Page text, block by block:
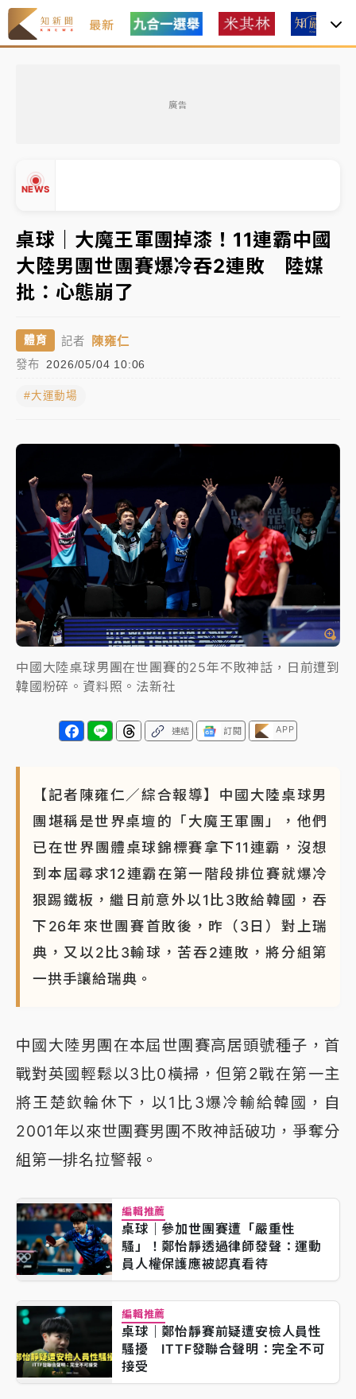
最新
廣告
NEWS
韓股最壞時期已過？大摩估去槓桿完成逾半 波動率降
至2個月低
「白海豚」雨炸新北！通報109件災情 侯友宜揭這類災
損最多
白海豚挾豪雨狂炸新北！時雨量破百毫米 水塔、雨棚
砸落毀車
金控第2季海外曝險破31兆創高 日本年增45%居冠
「好事多磨」
「白海豚」雨炸新北！通報109件災情 侯友宜揭這類災
損最多
白海豚挾豪雨狂炸新北！時雨量破百毫米 水塔、雨棚
砸落毀車
▼
桌球｜大魔王軍團掉漆！11連霸中國
大陸男團世團賽爆冷吞2連敗 陸媒
批：心態崩了
體育 記者 陳雍仁
發布 2026/05/04 10:06
#大運動場
中國大陸桌球男團在世團賽的25年不敗神話，日前遭到
韓國粉碎。資料照。法新社
連結 訂閱 APP
【記者陳雍仁／綜合報導】中國大陸桌球男
團堪稱是世界桌壇的「大魔王軍團」，他們
已在世界團體桌球錦標賽拿下11連霸，沒想
到本屆尋求12連霸在第一階段排位賽就爆冷
狠踢鐵板，繼日前意外以1比3敗給韓國，吞
下26年來世團賽首敗後，昨（3日）對上瑞
典，又以2比3輸球，苦吞2連敗，將分組第
一拱手讓給瑞典。
中國大陸男團在本屆世團賽高居頭號種子，首
戰對英國輕鬆以3比0橫掃，但第2戰在第一主
將王楚欽輪休下，以1比3爆冷輸給韓國，自
2001年以來世團賽男團不敗神話破功，爭奪分
組第一排名拉警報。
編輯推薦
桌球｜參加世團賽遭「嚴重性
騷」！鄭怡靜透過律師發聲：運動
員人權保護應被認真看待
編輯推薦
桌球｜鄭怡靜賽前疑遭安檢人員性
騷擾 ITTF發聯合聲明：完全不可
接受